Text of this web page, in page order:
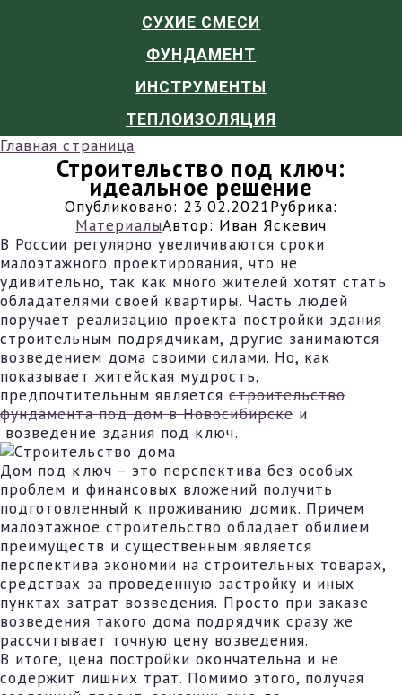
СУХИЕ СМЕСИ
ФУНДАМЕНТ
ИНСТРУМЕНТЫ
ТЕПЛОИЗОЛЯЦИЯ
Главная страница
Строительство под ключ:
идеальное решение
Опубликовано: 23.02.2021Рубрика:
МатериалыАвтор: Иван Яскевич
В России регулярно увеличиваются сроки
малоэтажного проектирования, что не
удивительно, так как много жителей хотят стать
обладателями своей квартиры. Часть людей
поручает реализацию проекта постройки здания
строительным подрядчикам, другие занимаются
возведением дома своими силами. Но, как
показывает житейская мудрость,
предпочтительным являетсястроительство
фундамента под дом в Новосибирскеи
возведение здания под ключ.
Дом под ключ – это перспектива без особых
проблем и финансовых вложений получить
подготовленный к проживанию домик. Причем
малоэтажное строительство обладает обилием
преимуществ и существенным является
перспектива экономии на строительных товарах,
средствах за проведенную застройку и иных
пунктах затрат возведения. Просто при заказе
возведения такого дома подрядчик сразу же
рассчитывает точную цену возведения.
В итоге, цена постройки окончательна и не
содержит лишних трат. Помимо этого, получая